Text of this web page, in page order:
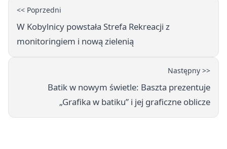
<< Poprzedni
W Kobylnicy powstała Strefa Rekreacji z
monitoringiem i nową zielenią
Następny >>
Batik w nowym świetle: Baszta prezentuje
„Grafika w batiku” i jej graficzne oblicze